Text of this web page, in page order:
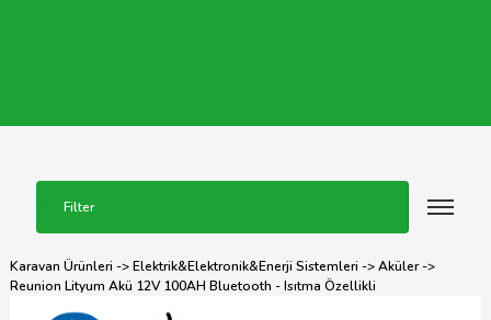
Filter
Karavan Ürünleri ->Elektrik&Elektronik&Enerji Sistemleri ->Aküler->
Reunion Lityum Akü 12V 100AH Bluetooth - Isıtma Özellikli